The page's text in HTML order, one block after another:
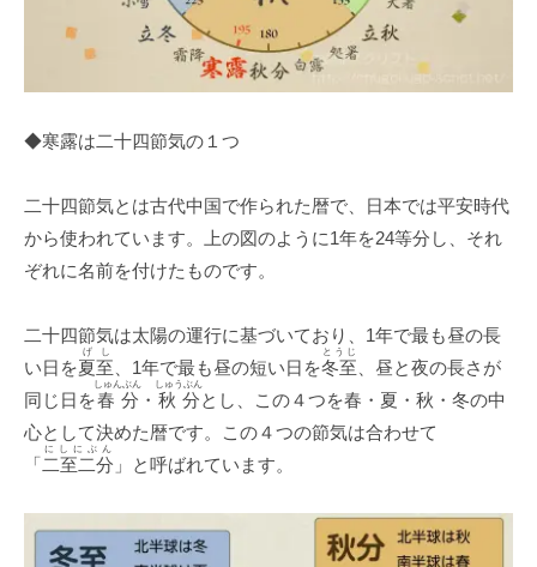
◆寒露は二十四節気の１つ
二十四節気とは古代中国で作られた暦で、日本では平安時代
から使われています。上の図のように1年を24等分し、それ
ぞれに名前を付けたものです。
二十四節気は太陽の運行に基づいており、1年で最も昼の長
い日を夏至
げし
、1年で最も昼の短い日を冬至
とうじ
、昼と夜の長さが
同じ日を春分
しゅんぶん
・ 秋分
しゅうぶん
とし、この４つを春・夏・秋・冬の中
心として決めた暦です。この４つの節気は合わせて
「二至二分
にしにぶん
」と呼ばれています。